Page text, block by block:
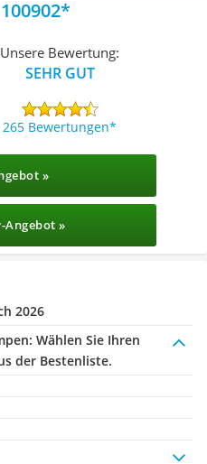
Unsere Bewertung:
SEHR GUT
265 Bewertungen
»
Angebot »
2026
Wählen Sie Ihren
der Bestenliste.